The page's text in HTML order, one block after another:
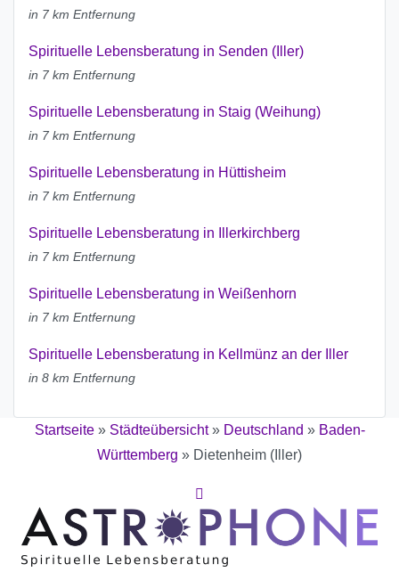
in 7 km Entfernung
Spirituelle Lebensberatung in Senden (Iller)
in 7 km Entfernung
Spirituelle Lebensberatung in Staig (Weihung)
in 7 km Entfernung
Spirituelle Lebensberatung in Hüttisheim
in 7 km Entfernung
Spirituelle Lebensberatung in Illerkirchberg
in 7 km Entfernung
Spirituelle Lebensberatung in Weißenhorn
in 7 km Entfernung
Spirituelle Lebensberatung in Kellmünz an der Iller
in 8 km Entfernung
Startseite» Städteübersicht» Deutschland » Baden-
Württemberg » Dietenheim (Iller)